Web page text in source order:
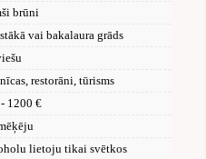
brūni
vai bakalaura grāds
restorāni, tūrisms
1200 €
lietoju tikai svētkos